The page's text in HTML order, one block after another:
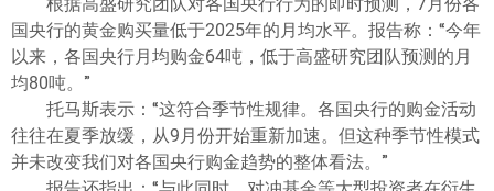
国央行的黄金购买量低于2025年的月均水平。报告称：“今年
以来，各国央行月均购金64吨，低于高盛研究团队预测的月
均80吨。”
托马斯表示：“这符合季节性规律。各国央行的购金活动
往往在夏季放缓，从9月份开始重新加速。但这种季节性模式
并未改变我们对各国央行购金趋势的整体看法。”